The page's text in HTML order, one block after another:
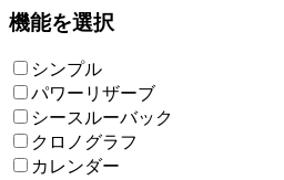
機能を選択
シンプル
パワーリザーブ
シースルーバック
クロノグラフ
カレンダー